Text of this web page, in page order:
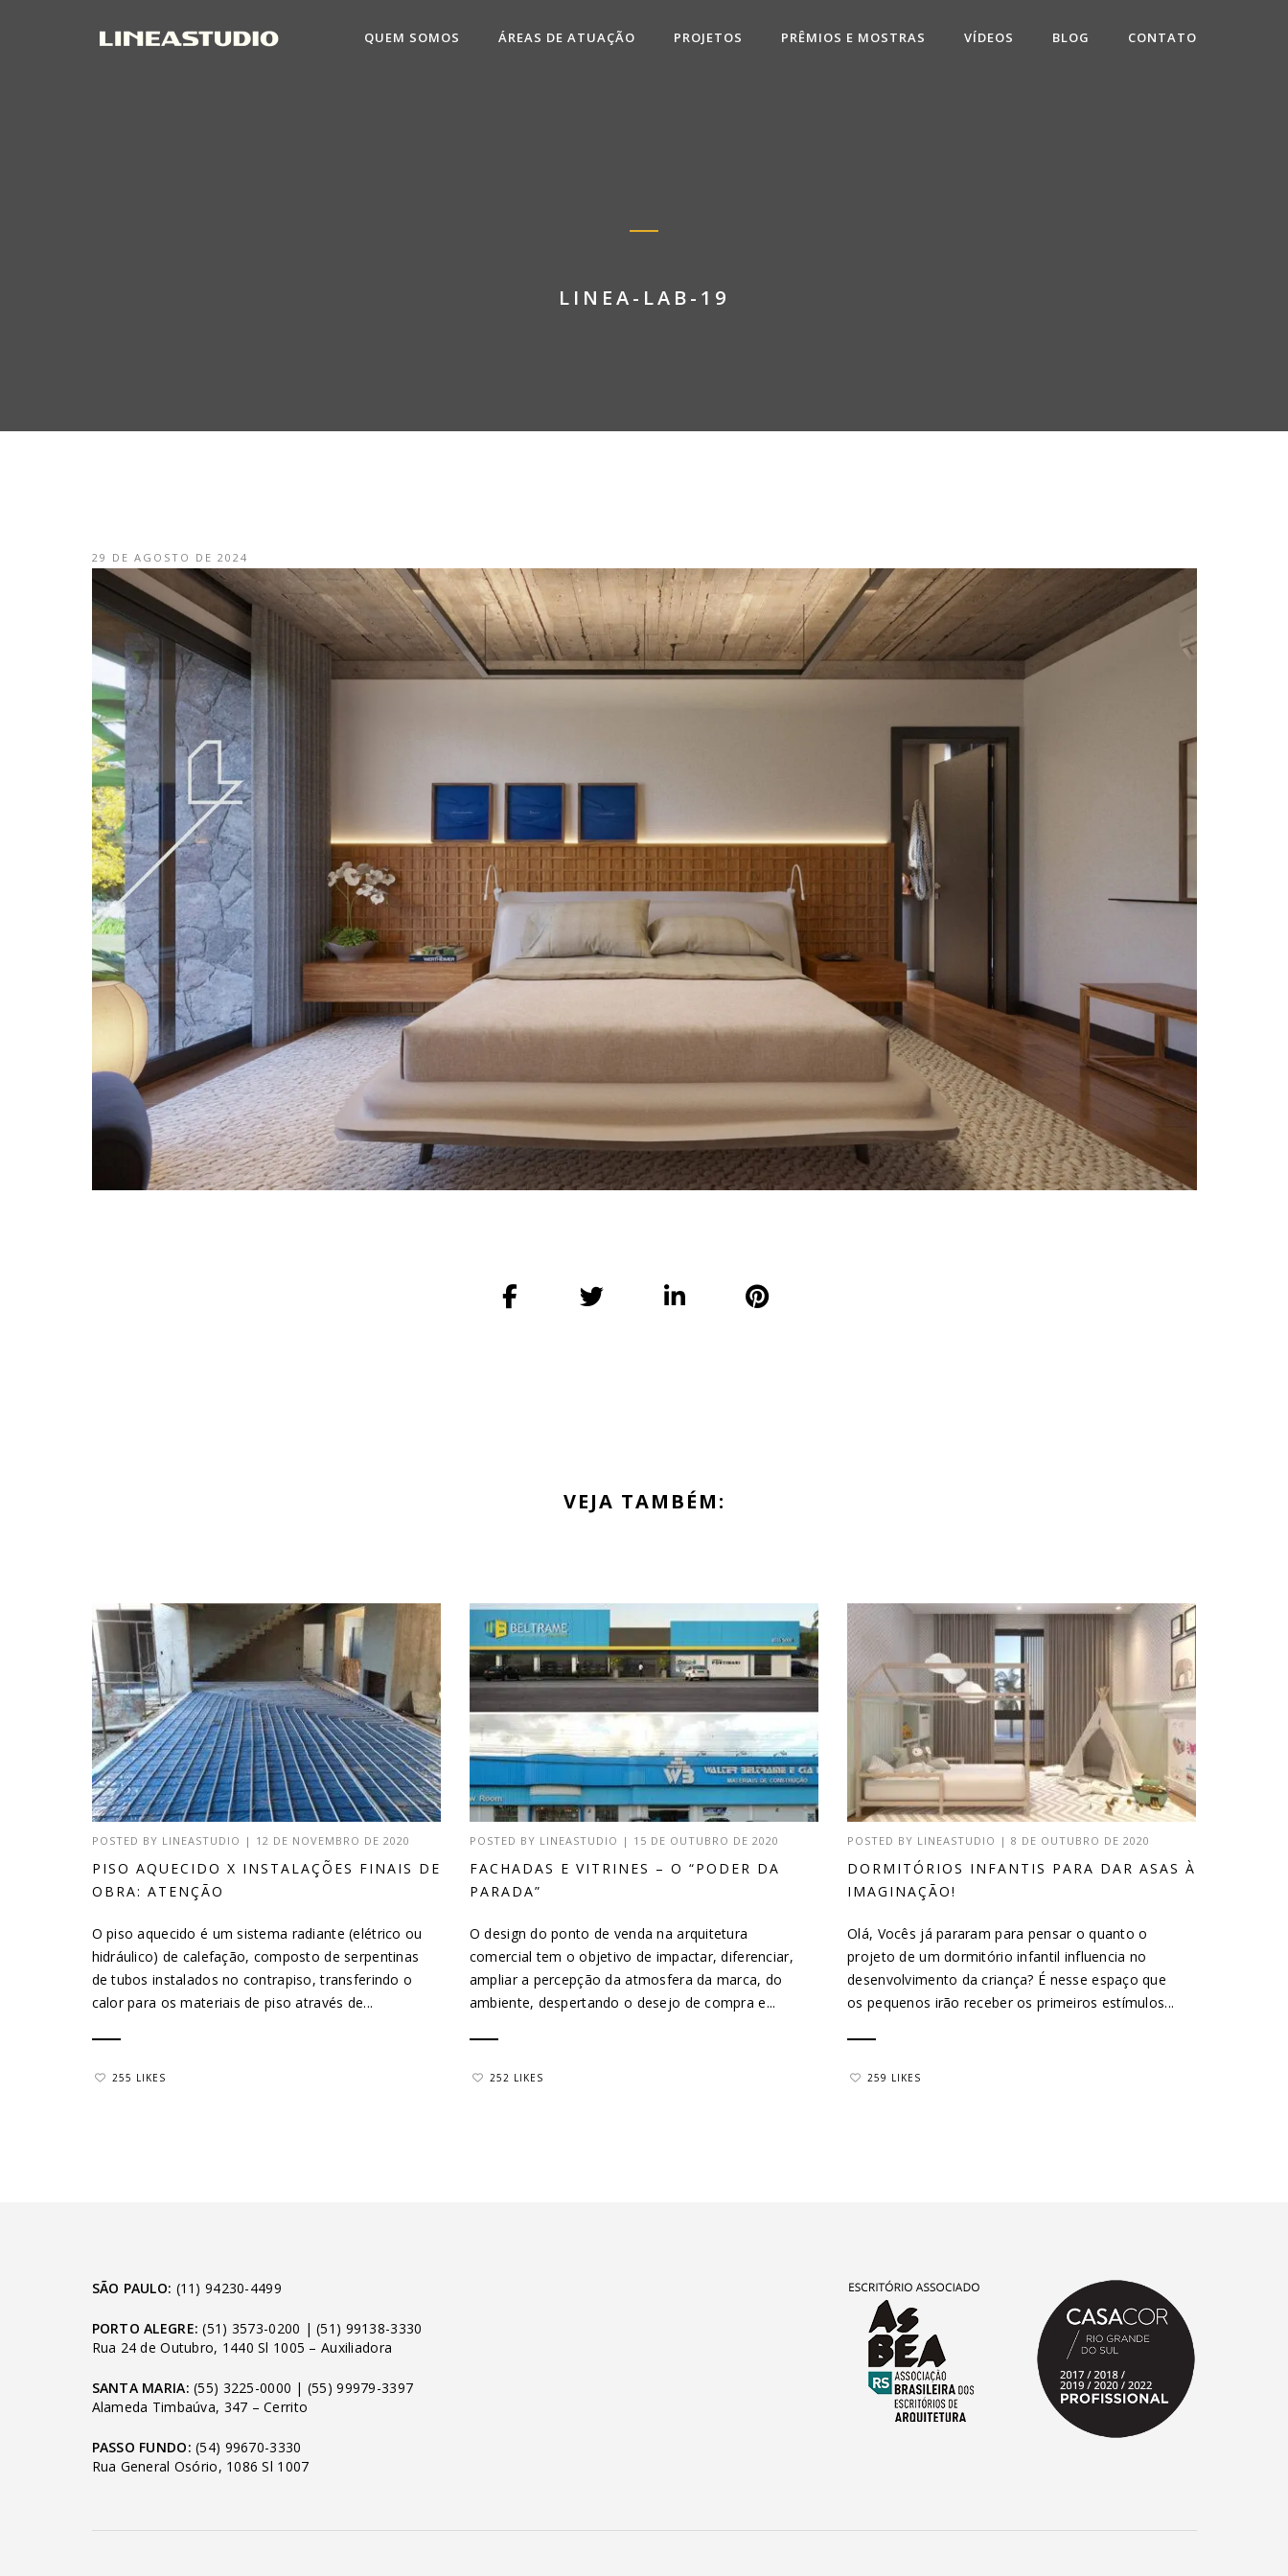
QUEM SOMOS ÁREAS DE ATUAÇÃO PROJETOS PRÊMIOS E MOSTRAS VÍDEOS BLOG CONTATO
LINEA-LAB-19
29 DE AGOSTO DE 2024
VEJA TAMBÉM:
POSTED BY LINEASTUDIO | 12 DE NOVEMBRO DE 2020
PISO AQUECIDO X INSTALAÇÕES FINAIS DE
OBRA: ATENÇÃO
O piso aquecido é um sistema radiante (elétrico ou
hidráulico) de calefação, composto de serpentinas
de tubos instalados no contrapiso, transferindo o
calor para os materiais de piso através de...
255 LIKES
POSTED BY LINEASTUDIO | 15 DE OUTUBRO DE 2020
FACHADAS E VITRINES – O “PODER DA
PARADA”
O design do ponto de venda na arquitetura
comercial tem o objetivo de impactar, diferenciar,
ampliar a percepção da atmosfera da marca, do
ambiente, despertando o desejo de compra e...
252 LIKES
POSTED BY LINEASTUDIO |8 DE OUTUBRO DE 2020
DORMITÓRIOS INFANTIS PARA DAR ASAS À
IMAGINAÇÃO!
Olá, Vocês já pararam para pensar o quanto o
projeto de um dormitório infantil influencia no
desenvolvimento da criança? É nesse espaço que
os pequenos irão receber os primeiros estímulos...
259 LIKES
SÃO PAULO: (11) 94230-4499
PORTO ALEGRE: (51) 3573-0200 |(51) 99138-3330
Rua 24 de Outubro, 1440 Sl 1005 – Auxiliadora
SANTA MARIA: (55) 3225-0000 | (55) 99979-3397
Alameda Timbaúva, 347 – Cerrito
PASSO FUNDO: (54) 99670-3330
Rua General Osório, 1086 Sl 1007